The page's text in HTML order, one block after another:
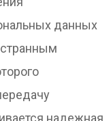
данных
надежная